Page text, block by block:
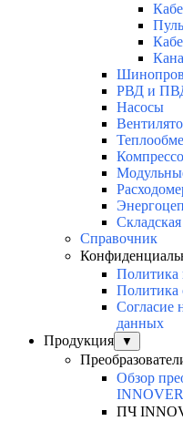
РВД и
Насосы
Справочник
Политика
Политика
Согласие
данных
Продукция
▼
Обзор
ПЧ